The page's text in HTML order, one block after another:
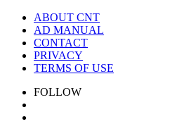
ABOUT CNT
AD MANUAL
CONTACT
PRIVACY
TERMS OF USE
FOLLOW